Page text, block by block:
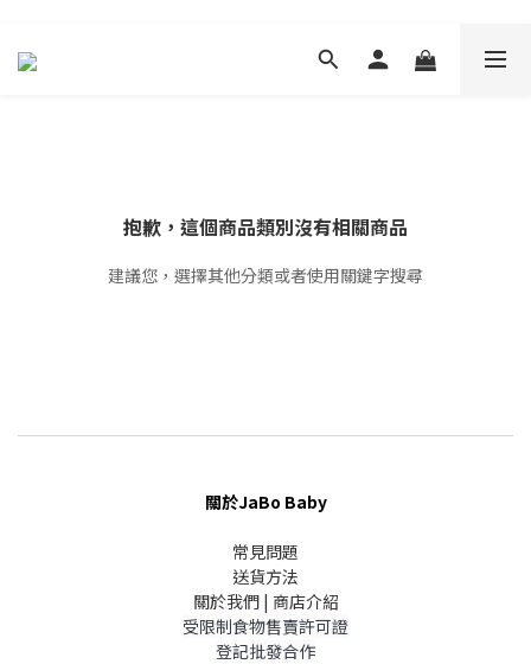
抱歉，這個商品類別沒有相關商品
建議您，選擇其他分類或者使用關鍵字搜尋
關於JaBo Baby
常見問題
送貨方法
關於我們 | 商店介紹
受限制食物售賣許可證
登記批發合作